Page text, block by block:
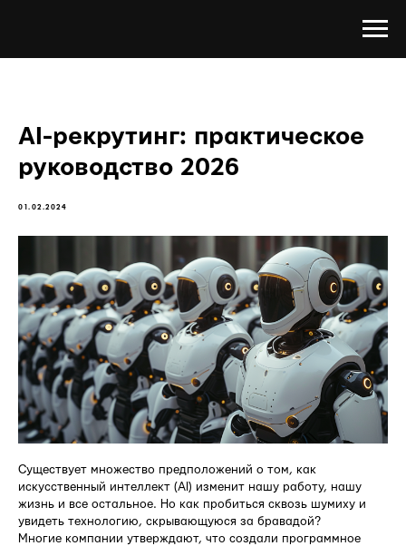
AI-рекрутинг: практическое
руководство 2026
01.02.2024
Существует множество предположений о том, как
искусственный интеллект (AI) изменит нашу работу, нашу
жизнь и все остальное. Но как пробиться сквозь шумиху и
увидеть технологию, скрывающуюся за бравадой?
Многие компании утверждают, что создали программное